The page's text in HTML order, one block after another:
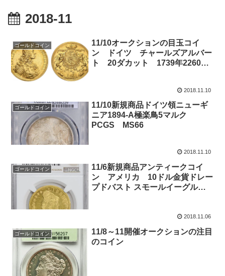
2018-11
ゴールドコイン
11/10オークションの目玉コイ
ン ドイツ チャールズアルバー
ト 20ダカット 1739年2260万
2018.11.10
ゴールドコイン
11/10新規商品ドイツ領ニューギ
ニア1894-A極楽鳥5マルク
PCGS MS66
2018.11.10
ゴールドコイン
11/6新規商品アンティークコイ
ン アメリカ 10ドル金貨ドレー
プドバスト スモールイーグル
2018.11.06
ゴールドコイン
11/8～11開催オークションの注目
のコイン